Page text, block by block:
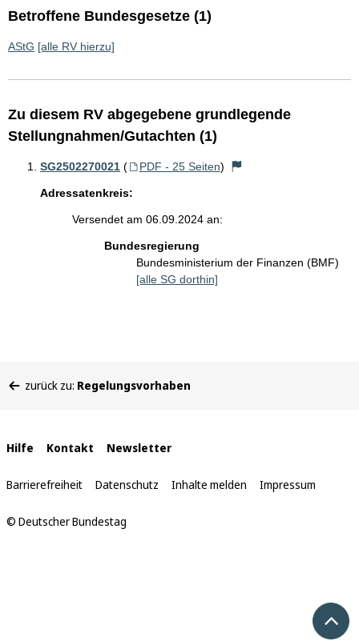
Betroffene Bundesgesetze (1)
AStG [alle RV hierzu]
Zu diesem RV abgegebene grundlegende
Stellungnahmen/Gutachten (1)
SG2502270021 ( PDF - 25 Seiten)
Adressatenkreis:
Versendet am 06.09.2024 an:
Bundesregierung
Bundesministerium der Finanzen (BMF)
[alle SG dorthin]
befinden
zurück zu: Regelungsvorhaben
Interne
Links
Hilfe Kontakt Newsletter
Barrierefreiheit Datenschutz Inhalte melden Impressum
© Deutscher Bundestag